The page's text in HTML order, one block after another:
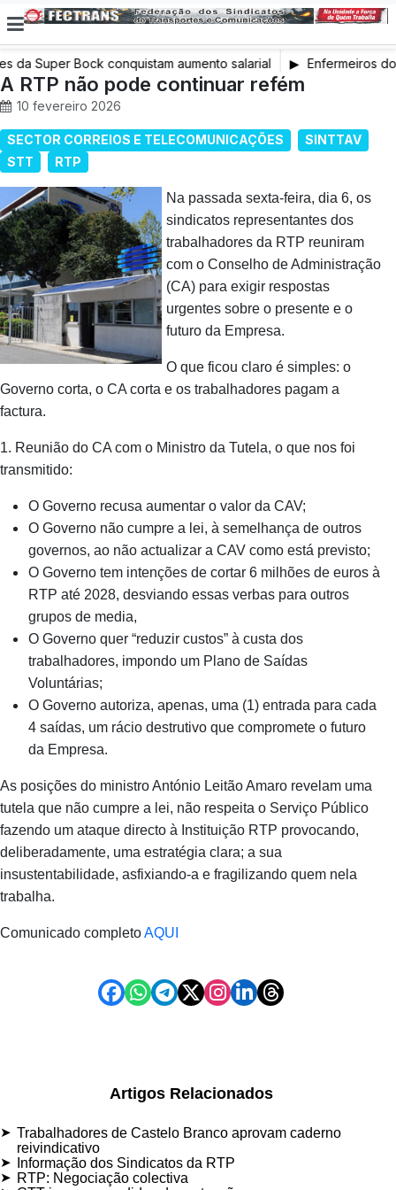
da Super Bock conquistam aumento salarial
Enfermeiros
em Greve
A RTP não pode continuar refém
10 fevereiro 2026
SECTOR CORREIOS E TELECOMUNICAÇÕES
SINTTAV
STT
RTP
Na passada sexta-feira, dia 6, os
sindicatos representantes dos
trabalhadores da RTP reuniram
com o Conselho de Administração
(CA) para exigir respostas
urgentes sobre o presente e o
futuro da Empresa.
O que ficou claro é simples: o
Governo corta, o CA corta e os trabalhadores pagam a
factura.
1. Reunião do CA com o Ministro da Tutela, o que nos foi
transmitido:
O Governo recusa aumentar o valor da CAV;
O Governo não cumpre a lei, à semelhança de outros
governos, ao não actualizar a CAV como está previsto;
O Governo tem intenções de cortar 6 milhões de euros à
RTP até 2028, desviando essas verbas para outros
grupos de media,
O Governo quer “reduzir custos” à custa dos
trabalhadores, impondo um Plano de Saídas
Voluntárias;
O Governo autoriza, apenas, uma (1) entrada para cada
4 saídas, um rácio destrutivo que compromete o futuro
da Empresa.
As posições do ministro António Leitão Amaro revelam uma
tutela que não cumpre a lei, não respeita o Serviço Público
fazendo um ataque directo à Instituição RTP provocando,
deliberadamente, uma estratégia clara; a sua
insustentabilidade, asfixiando-a e fragilizando quem nela
trabalha.
Comunicado completoAQUI
Artigos Relacionados
Trabalhadores de Castelo Branco aprovam caderno
reivindicativo
Informação dos Sindicatos da RTP
RTP: Negociação colectiva